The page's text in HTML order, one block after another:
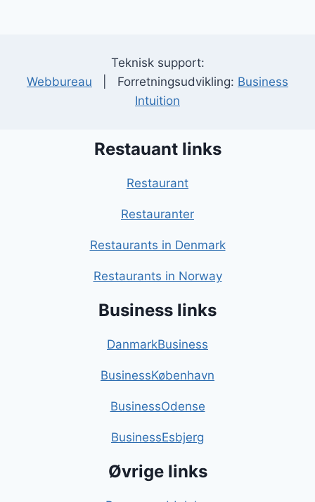
Teknisk support:
Webbureau | Forretningsudvikling: Business
Intuition
Restauant links
Restaurant
Restauranter
Restaurants in Denmark
Restaurants in Norway
Business links
DanmarkBusiness
BusinessKøbenhavn
BusinessOdense
BusinessEsbjerg
Øvrige links